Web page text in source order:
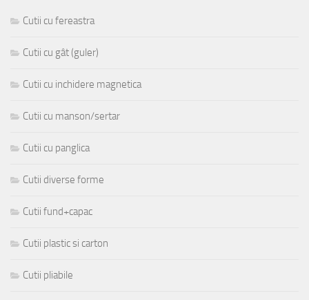
Cutii cu fereastra
Cutii cu gât (guler)
Cutii cu inchidere magnetica
Cutii cu manson/sertar
Cutii cu panglica
Cutii diverse forme
Cutii fund+capac
Cutii plastic si carton
Cutii pliabile